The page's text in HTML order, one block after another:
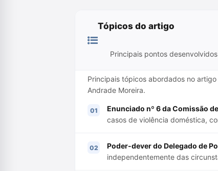
Tópicos do artigo
Principais pontos
Principais tópicos abordados no
Andrade Moreira.
Enunciado nº 6 da Comissão
casos de violência doméstica,
Poder-dever do Delegado de
independentemente das